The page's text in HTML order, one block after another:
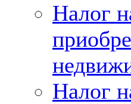
Налог
Налог